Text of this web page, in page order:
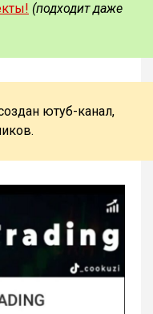
(подходит даже
ютуб-канал,